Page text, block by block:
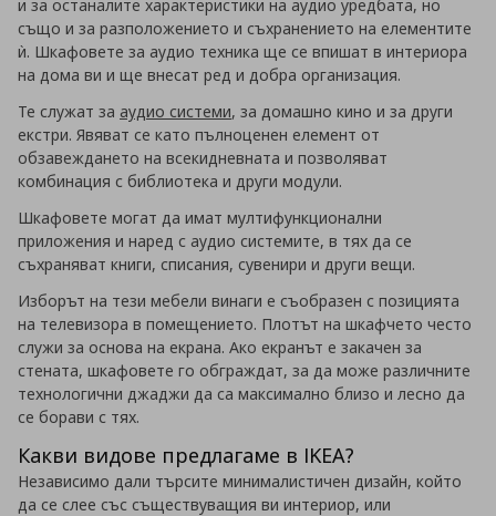
и за останалите характеристики на аудио уредбата, но
също и за разположението и съхранението на елементите
ѝ. Шкафовете за аудио техника ще се впишат в интериора
на дома ви и ще внесат ред и добра организация.
Те служат за аудио системи, за домашно кино и за други
екстри. Явяват се като пълноценен елемент от
обзавеждането на всекидневната и позволяват
комбинация с библиотека и други модули.
Шкафовете могат да имат мултифункционални
приложения и наред с аудио системите, в тях да се
съхраняват книги, списания, сувенири и други вещи.
Изборът на тези мебели винаги е съобразен с позицията
на телевизора в помещението. Плотът на шкафчето често
служи за основа на екрана. Ако екранът е закачен за
стената, шкафовете го обграждат, за да може различните
технологични джаджи да са максимално близо и лесно да
се борави с тях.
Какви видове предлагаме в IKEA?
Независимо дали търсите минималистичен дизайн, който
да се слее със съществуващия ви интериор, или